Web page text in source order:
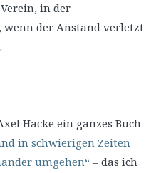
in der
wenn der Anstand verletzt
Hacke ein ganzes Buch
in schwierigen Zeiten
umgehen“ – das ich